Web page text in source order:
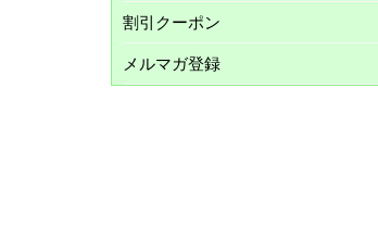
割引クーポン
メルマガ登録